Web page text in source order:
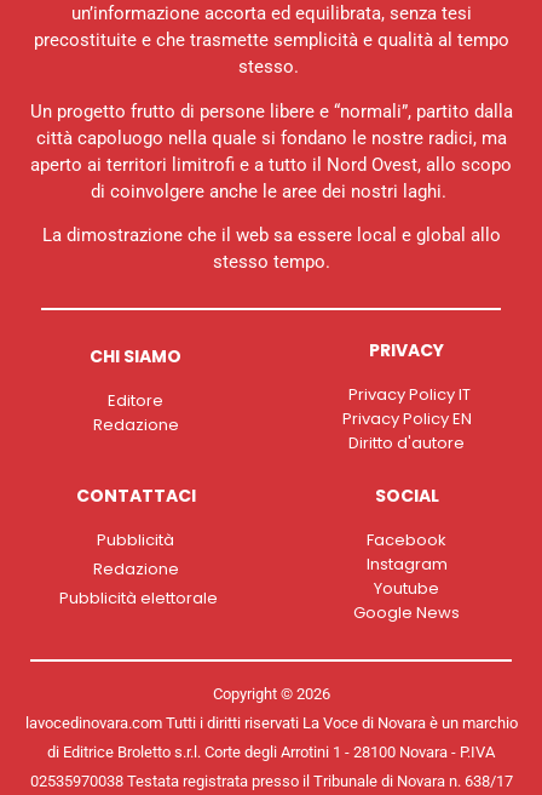
un’informazione accorta ed equilibrata, senza tesi
precostituite e che trasmette semplicità e qualità al tempo
stesso.
Un progetto frutto di persone libere e “normali”, partito dalla
città capoluogo nella quale si fondano le nostre radici, ma
aperto ai territori limitrofi e a tutto il Nord Ovest, allo scopo
di coinvolgere anche le aree dei nostri laghi.
La dimostrazione che il web sa essere local e global allo
stesso tempo.
CHI SIAMO
Editore
Redazione
PRIVACY
Privacy Policy IT
Privacy Policy EN
Diritto d'autore
CONTATTACI
Pubblicità
Redazione
Pubblicità elettorale
SOCIAL
Facebook
Instagram
Youtube
Google News
Copyright © 2026
lavocedinovara.com Tutti i diritti riservati La Voce di Novara è un marchio
di Editrice Broletto s.r.l. Corte degli Arrotini 1 - 28100 Novara - P.IVA
02535970038 Testata registrata presso il Tribunale di Novara n. 638/17